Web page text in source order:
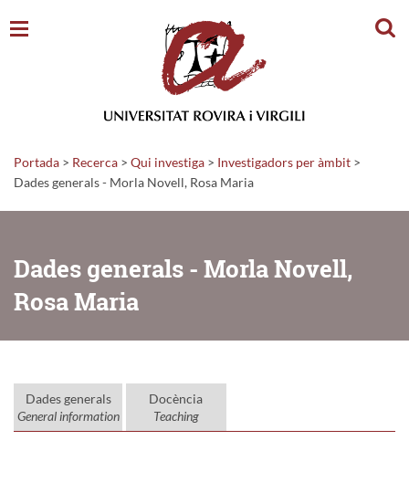
Portada > Recerca > Qui investiga > Investigadors per àmbit >
Dades generals - Morla Novell, Rosa Maria
Dades generals - Morla Novell,
Rosa Maria
Dades generals
General information
Docència
Teaching